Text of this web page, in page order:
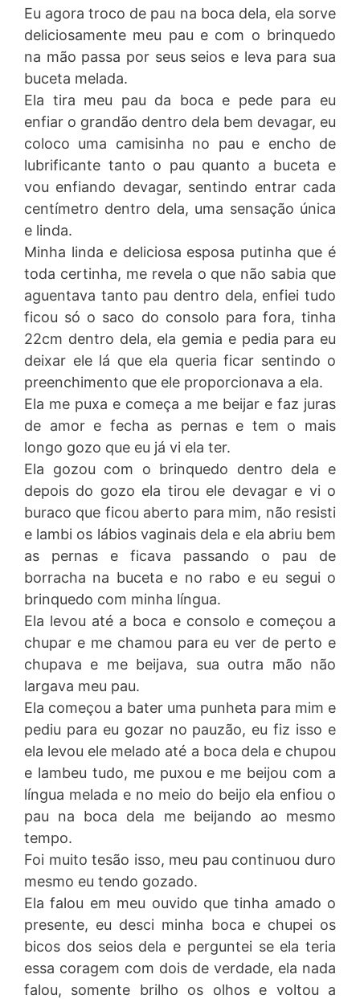
Eu agora troco de pau na boca dela, ela sorve
deliciosamente meu pau e com o brinquedo
na mão passa por seus seios e leva para sua
buceta melada.
Ela tira meu pau da boca e pede para eu
enfiar o grandão dentro dela bem devagar, eu
coloco uma camisinha no pau e encho de
lubrificante tanto o pau quanto a buceta e
vou enfiando devagar, sentindo entrar cada
centímetro dentro dela, uma sensação única
e linda.
Minha linda e deliciosa esposa putinha que é
toda certinha, me revela o que não sabia que
aguentava tanto pau dentro dela, enfiei tudo
ficou só o saco do consolo para fora, tinha
22cm dentro dela, ela gemia e pedia para eu
deixar ele lá que ela queria ficar sentindo o
preenchimento que ele proporcionava a ela.
Ela me puxa e começa a me beijar e faz juras
de amor e fecha as pernas e tem o mais
longo gozo que eu já vi ela ter.
Ela gozou com o brinquedo dentro dela e
depois do gozo ela tirou ele devagar e vi o
buraco que ficou aberto para mim, não resisti
e lambi os lábios vaginais dela e ela abriu bem
as pernas e ficava passando o pau de
borracha na buceta e no rabo e eu segui o
brinquedo com minha língua.
Ela levou até a boca e consolo e começou a
chupar e me chamou para eu ver de perto e
chupava e me beijava, sua outra mão não
largava meu pau.
Ela começou a bater uma punheta para mim e
pediu para eu gozar no pauzão, eu fiz isso e
ela levou ele melado até a boca dela e chupou
e lambeu tudo, me puxou e me beijou com a
língua melada e no meio do beijo ela enfiou o
pau na boca dela me beijando ao mesmo
tempo.
Foi muito tesão isso, meu pau continuou duro
mesmo eu tendo gozado.
Ela falou em meu ouvido que tinha amado o
presente, eu desci minha boca e chupei os
bicos dos seios dela e perguntei se ela teria
essa coragem com dois de verdade, ela nada
falou, somente brilho os olhos e voltou a